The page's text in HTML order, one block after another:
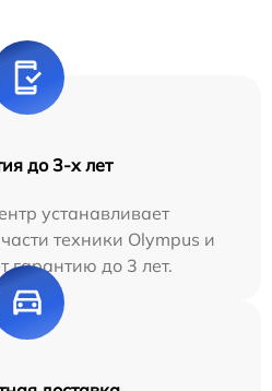
до 3-х лет
устанавливает
техники Olympus и
гарантию до 3 лет.